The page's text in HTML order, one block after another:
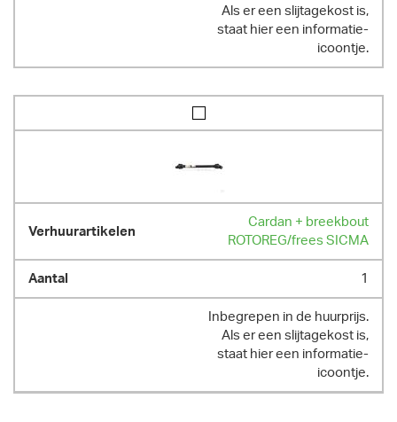
Als er een slijtagekost is,
staat hier een informatie-
icoontje.
Cardan + breekbout
ROTOREG/frees SICMA
1
Inbegrepen in de huurprijs.
Als er een slijtagekost is,
staat hier een informatie-
icoontje.